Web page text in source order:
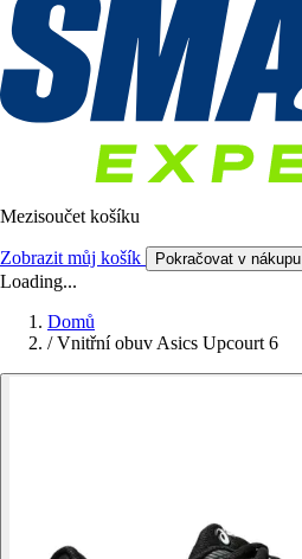
Mezisoučet košíku
Zobrazit můj košík Pokračovat v nákupu
Loading...
Domů
/ Vnitřní obuv Asics Upcourt 6